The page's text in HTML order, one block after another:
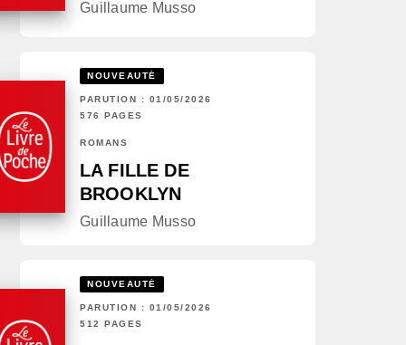
Guillaume Musso
NOUVEAUTÉ
PARUTION : 01/05/2026
576 PAGES
ROMANS
LA FILLE DE
BROOKLYN
Guillaume Musso
NOUVEAUTÉ
PARUTION : 01/05/2026
512 PAGES